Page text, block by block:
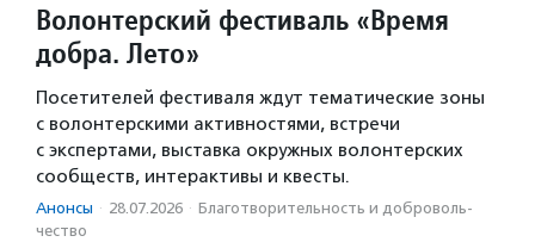
Волонтерский фестиваль «Время
добра. Лето»
Посетителей фестиваля ждут тематические зоны
с волонтерскими активностями, встречи
с экспертами, выставка окружных волонтерских
сообществ, интерактивы и квесты.
Анонсы · 28.07.2026 · Благотвори­тель­ность и доброволь­
чест­во